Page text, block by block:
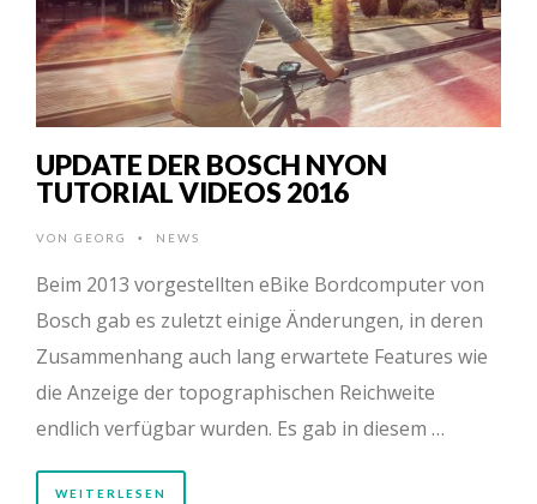
UPDATE DER BOSCH NYON
TUTORIAL VIDEOS 2016
VON GEORG • NEWS
Beim 2013 vorgestellten eBike Bordcomputer von
Bosch gab es zuletzt einige Änderungen, in deren
Zusammenhang auch lang erwartete Features wie
die Anzeige der topographischen Reichweite
endlich verfügbar wurden. Es gab in diesem …
WEITERLESEN